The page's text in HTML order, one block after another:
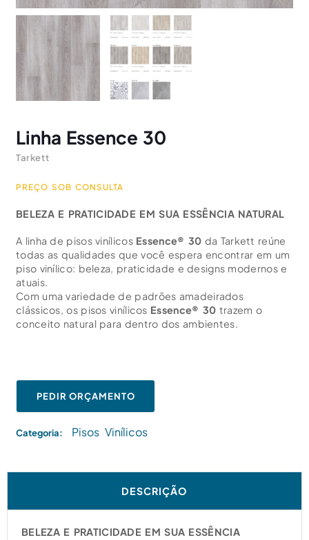
Linha Essence 30
Tarkett
PREÇO SOB CONSULTA
BELEZA E PRATICIDADE EM SUA ESSÊNCIA NATURAL
A linha de pisos vinílicos Essence® 30 da Tarkett reúne
todas as qualidades que você espera encontrar em um
piso vinílico: beleza, praticidade e designs modernos e
atuais.
Com uma variedade de padrões amadeirados
clássicos, os pisos vinílicos Essence® 30 trazem o
conceito natural para dentro dos ambientes.
PEDIR ORÇAMENTO
Categoria: Pisos Vinílicos
DESCRIÇÃO
BELEZA E PRATICIDADE EM SUA ESSÊNCIA